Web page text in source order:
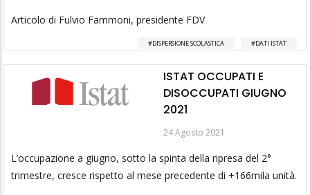
Articolo di Fulvio Fammoni, presidente FDV
DISPERSIONE SCOLASTICA DATI ISTAT
ISTAT OCCUPATI E
DISOCCUPATI GIUGNO
2021
24 Agosto 2021
L’occupazione a giugno, sotto la spinta della ripresa del 2°
trimestre, cresce rispetto al mese precedente di +166mila unità.